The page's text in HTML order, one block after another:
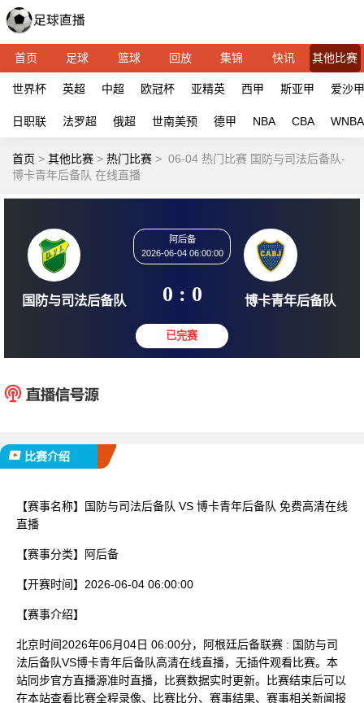
首页 足球 篮球 回放 集锦 快讯 其他比赛
世界杯 英超 中超 欧冠杯 亚精英 西甲 斯亚甲 爱沙甲
日职联 法罗超 俄超 世南美预 德甲 NBA CBA WNBA
首页 > 其他比赛 > 热门比赛 > 06-04 热门比赛 国防与司法后备队-
博卡青年后备队 在线直播
2026-06-04 06:00:00
0 : 0
比赛介绍
【赛事名称】
国防与司法后备队 VS 博卡青年后备队 免费高清在线
直播
【赛事分类】 阿后备
【开赛时间】 2026-06-04 06:00:00
【赛事介绍】
北京时间2026年06月04日 06:00分，阿根廷后备联赛 : 国防与司
法后备队VS博卡青年后备队高清在线直播，无插件观看比赛。本
站同步官方直播源准时直播，比赛数据实时更新。比赛结束后可以
在本站查看比赛全程录像、比赛比分、赛事结果、赛事相关新闻报